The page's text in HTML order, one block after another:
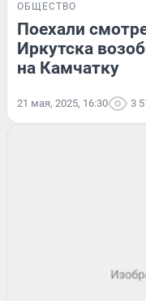
ОБЩЕСТВО
Поехали
Иркутска
на Камчатку
21 мая, 2025, 16:30 3